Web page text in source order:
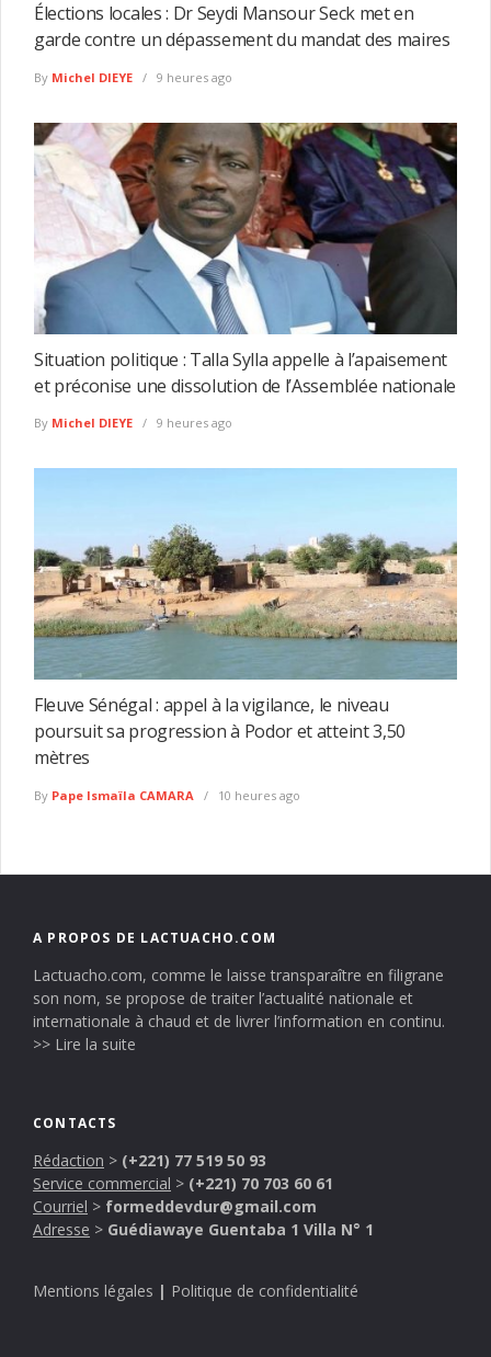
Élections locales : Dr Seydi Mansour Seck met en
garde contre un dépassement du mandat des maires
By Michel DIEYE 9 heures ago
Situation politique : Talla Sylla appelle à l’apaisement
et préconise une dissolution de l’Assemblée nationale
By Michel DIEYE 9 heures ago
Fleuve Sénégal : appel à la vigilance, le niveau
poursuit sa progression à Podor et atteint 3,50
mètres
By Pape Ismaïla CAMARA 10 heures ago
A PROPOS DE LACTUACHO.COM
Lactuacho.com, comme le laisse transparaître en filigrane
son nom, se propose de traiter l’actualité nationale et
internationale à chaud et de livrer l’information en continu.
>> Lire la suite
CONTACTS
Rédaction > (+221) 77 519 50 93
Service commercial > (+221) 70 703 60 61
Courriel > formeddevdur@gmail.com
Adresse > Guédiawaye Guentaba 1 Villa N° 1
Mentions légales | Politique de confidentialité